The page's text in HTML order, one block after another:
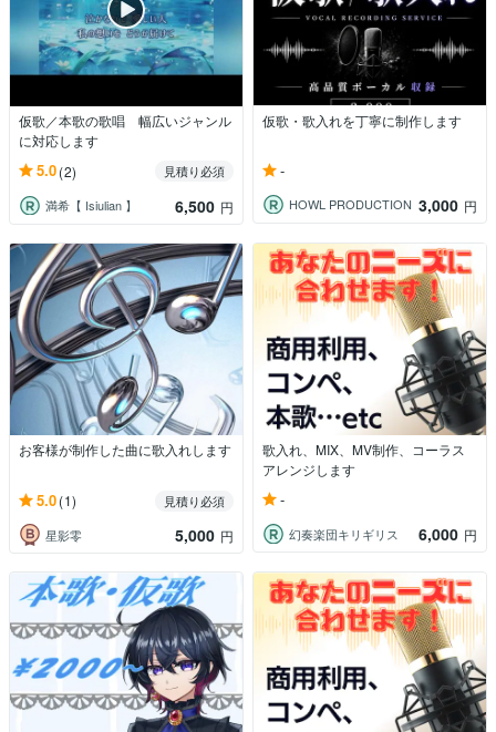
仮歌／本歌の歌唱 幅広いジャンル
に対応します
5.0(2)
見積り必須
満希【 Isiulian 】
6,500 円
仮歌・歌入れを丁寧に制作します
-
HOWL PRODUCTION 3,000 円
お客様が制作した曲に歌入れします
5.0(1)
見積り必須
星影零
5,000 円
歌入れ、MIX、MV制作、コーラス
アレンジします
-
幻奏楽団キリギリス 6,000 円